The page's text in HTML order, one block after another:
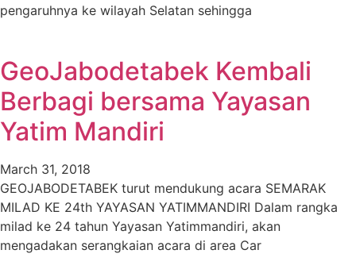
pengaruhnya ke wilayah Selatan sehingga
GeoJabodetabek Kembali
Berbagi bersama Yayasan
Yatim Mandiri
March 31, 2018
GEOJABODETABEK turut mendukung acara SEMARAK
MILAD KE 24th YAYASAN YATIMMANDIRI Dalam rangka
milad ke 24 tahun Yayasan Yatimmandiri, akan
mengadakan serangkaian acara di area Car